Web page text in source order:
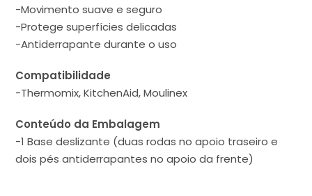
-Movimento suave e seguro
-Protege superfícies delicadas
-Antiderrapante durante o uso
Compatibilidade
-Thermomix, KitchenAid, Moulinex
Conteúdo da Embalagem
-1 Base deslizante (duas rodas no apoio traseiro e
dois pés antiderrapantes no apoio da frente)